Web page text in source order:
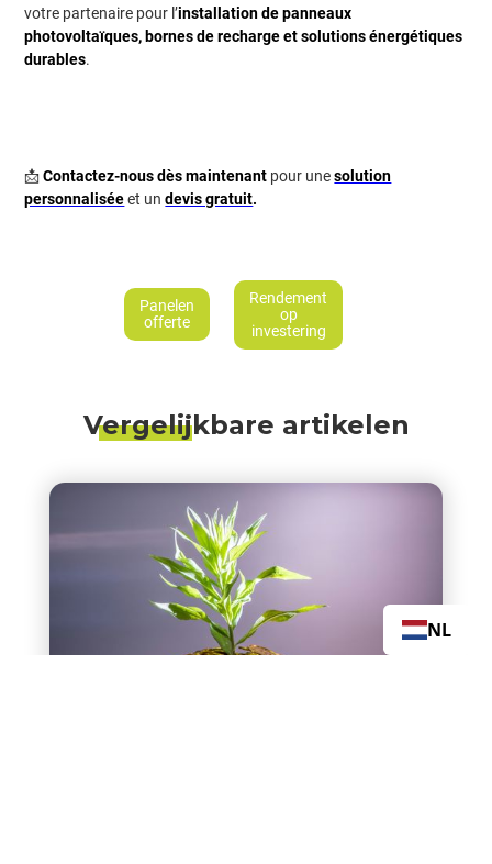
votre partenaire pour l’installation de panneaux
photovoltaïques, bornes de recharge et solutions énergétiques
durables.
📩Contactez-nous dès maintenant pour unesolution
personnaliséeet undevis gratuit.
Panelen
offerte
Rendement
op
investering
Vergelijkbare artikelen
NL